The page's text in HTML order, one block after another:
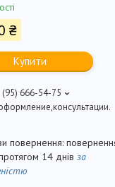
₴
Купити
(95) 666-54-75
14 днів за